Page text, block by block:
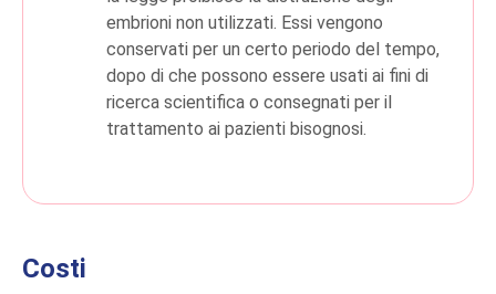
embrioni non utilizzati. Essi vengono
conservati per un certo periodo del tempo,
dopo di che possono essere usati ai fini di
ricerca scientifica o consegnati per il
trattamento ai pazienti bisognosi.
Costi